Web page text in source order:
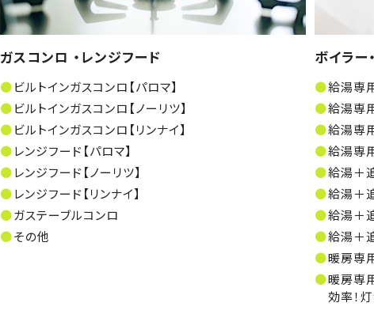
ガスコンロ ・レンジフード
ビルトインガスコンロ【パロマ】
ビルトインガスコンロ【ノーリツ】
ビルトインガスコンロ【リンナイ】
レンジフード【パロマ】
レンジフード【ノーリツ】
レンジフード【リンナイ】
ガステーブルコンロ
その他
ボイラー
給湯専
給湯専
給湯専
給湯専
給湯＋
給湯＋
給湯＋
給湯＋
暖房専
暖房専
効率！